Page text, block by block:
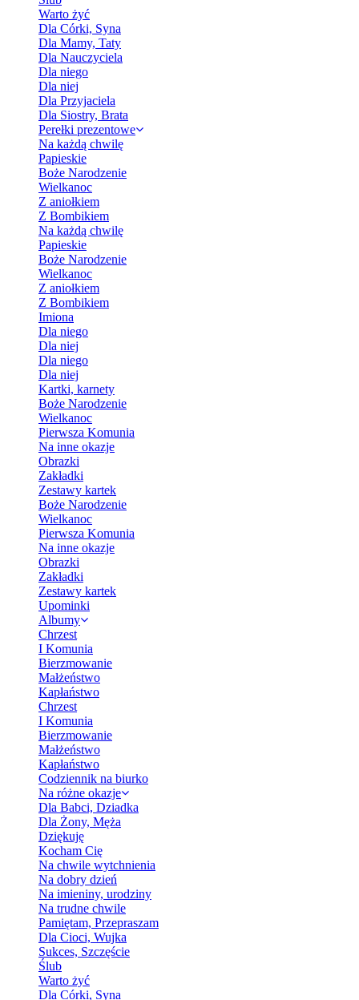
Warto żyć
Dla Córki, Syna
Dla Mamy, Taty
Dla Nauczyciela
Dla niego
Dla niej
Dla Przyjaciela
Dla Siostry, Brata
Perełki prezentowe
Na każdą chwilę
Papieskie
Boże Narodzenie
Wielkanoc
Z aniołkiem
Z Bombikiem
Na każdą chwilę
Papieskie
Boże Narodzenie
Wielkanoc
Z aniołkiem
Z Bombikiem
Imiona
Dla niego
Dla niej
Dla niego
Dla niej
Kartki, karnety
Boże Narodzenie
Wielkanoc
Pierwsza Komunia
Na inne okazje
Obrazki
Zakładki
Zestawy kartek
Boże Narodzenie
Wielkanoc
Pierwsza Komunia
Na inne okazje
Obrazki
Zakładki
Zestawy kartek
Upominki
Albumy
Chrzest
I Komunia
Bierzmowanie
Małżeństwo
Kapłaństwo
Chrzest
I Komunia
Bierzmowanie
Małżeństwo
Kapłaństwo
Codziennik na biurko
Na różne okazje
Dla Babci, Dziadka
Dla Żony, Męża
Dziękuję
Kocham Cię
Na chwile wytchnienia
Na dobry dzień
Na imieniny, urodziny
Na trudne chwile
Pamiętam, Przepraszam
Dla Cioci, Wujka
Sukces, Szczęście
Ślub
Warto żyć
Dla Córki, Syna